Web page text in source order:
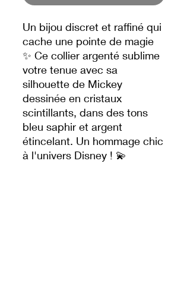
Un bijou discret et raffiné qui
cache une pointe de magie
✨ Ce collier argenté sublime
votre tenue avec sa
silhouette de Mickey
dessinée en cristaux
scintillants, dans des tons
bleu saphir et argent
étincelant. Un hommage chic
à l'univers Disney ! 💫